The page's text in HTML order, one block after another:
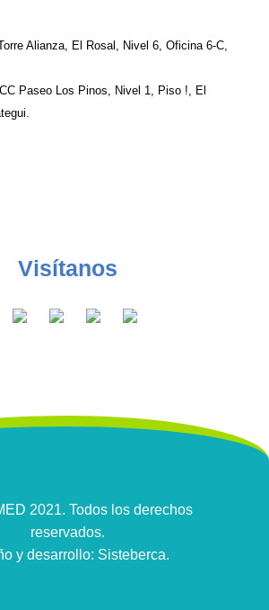
Alianza, El Rosal, Nivel 6, Oficina 6-C,
Paseo Los Pinos, Nivel 1, Piso !, El
Visítanos
2021. Todos los derechos
reservados.
y desarrollo: Sisteberca.